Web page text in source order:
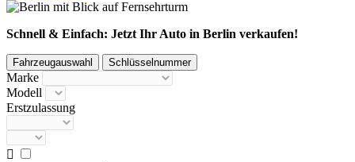
Schnell & Einfach: Jetzt Ihr Auto in Berlin verkaufen!
Fahrzeugauswahl Schlüsselnummer
Marke
Modell
Erstzulassung
